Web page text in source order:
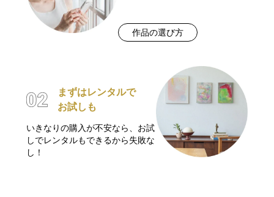
作品の選び方
まずはレンタルで
お試しも
いきなりの購入が不安なら、お試
しでレンタルもできるから失敗な
し！